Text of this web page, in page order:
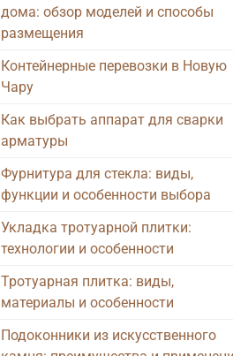
дома: обзор моделей и способы
размещения
Контейнерные перевозки в Новую
Чару
Как выбрать аппарат для сварки
арматуры
Фурнитура для стекла: виды,
функции и особенности выбора
Укладка тротуарной плитки:
технологии и особенности
Тротуарная плитка: виды,
материалы и особенности
Подоконники из искусственного